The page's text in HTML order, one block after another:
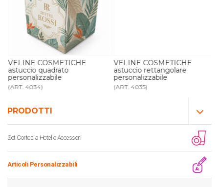
PRODOTTI
Set Cortesia Hotel e Accessori
Articoli Personalizzabili
VELINE COSMETICHE
astuccio quadrato
personalizzabile
(ART. 4034)
VELINE COSMETICHE
astuccio rettangolare
personalizzabile
(ART. 4035)